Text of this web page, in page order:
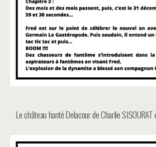
Le château hanté Delacour de Charlie